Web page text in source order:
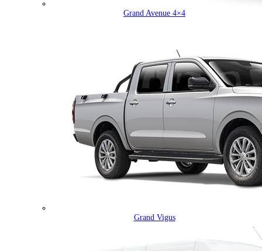
Grand Avenue 4×4
Grand Vigus